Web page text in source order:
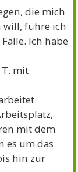
die mich
will, führe ich
Ich habe
T. mit
mit dem
es um das
hin zur